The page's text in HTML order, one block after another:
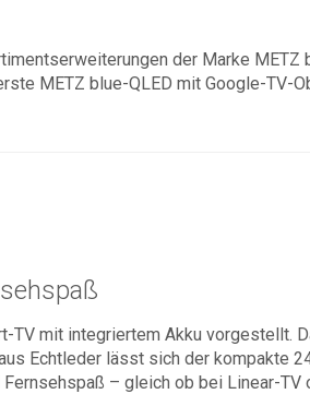
der Marke METZ
METZ blue-QLED mit Google-TV-
TV mit integriertem Akku vorgestellt.
Echtleder lässt sich der kompakte
– gleich ob bei Linear-TV